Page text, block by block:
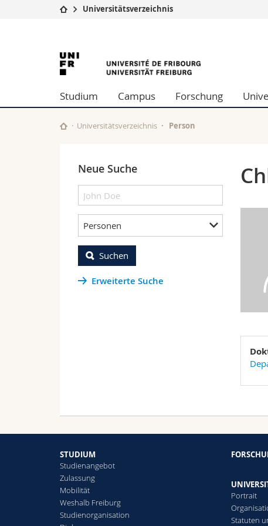
Studium
Campus
Universität
Weiterbildung
Theologische Fak.
Philosophische
Fak. für
Universitätsverzeichnis
University
of
Fribourg
Studium Campus Forschung
Universitätsverzeichnis Person
Neue Suche
Personen
Suchen
Erweiterte Suche
STUDIUM
Studienangebot
Zulassung
Mobilität
Weshalb Freiburg
Studienorganisation
Portrait
Statuten